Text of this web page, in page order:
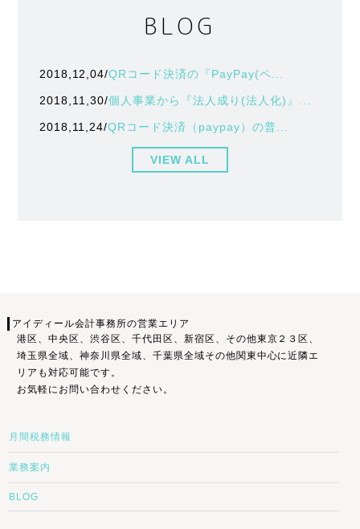
BLOG
2018,12,04/QRコード決済の『PayPay(ペ...
2018,11,30/個人事業から『法人成り(法人化)』...
2018,11,24/QRコード決済（paypay）の普...
VIEW ALL
アイディール会計事務所の営業エリア
港区、中央区、渋谷区、千代田区、新宿区、その他東京２３区、
埼玉県全域、神奈川県全域、千葉県全域その他関東中心に近隣エ
リアも対応可能です。
お気軽にお問い合わせください。
月間税務情報
業務案内
BLOG